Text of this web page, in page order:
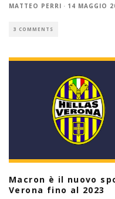
MATTEO PERRI · 14 MAGGIO
3 COMMENTS
Macron è il nuovo
Verona fino al 2023